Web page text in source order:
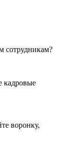
сотрудникам?
кадровые
воронку,